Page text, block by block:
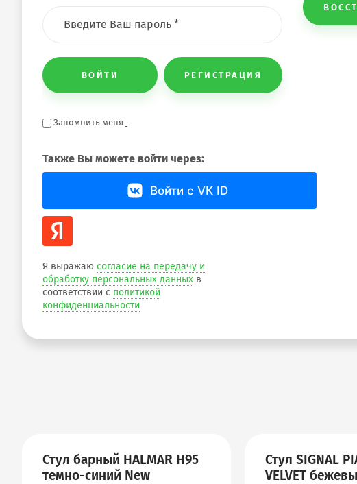
ВОЙТИ РЕГИСТРАЦИЯ
Запомнить меня
Также Вы можете войти через:
Войти с VK ID
Я выражаю согласие на передачу и
обработку персональных данных в
соответствии с политикой
конфиденциальности
Стул барный HALMAR H95
темно-синий New
Стул SIGNAL
VELVET